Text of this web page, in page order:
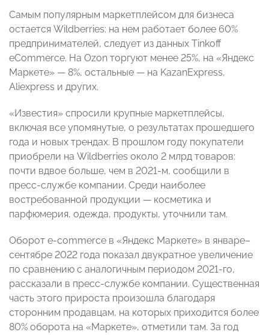
Самым популярным маркетплейсом для бизнеса
остается Wildberries: на нем работает более 60%
предпринимателей, следует из данных Tinkoff
eCommerce. На Ozon торгуют менее 25%, на «Яндекс
Маркете» — 8%, остальные — на KazanExpress,
Aliexpress и других.
«Известия» спросили крупные маркетплейсы,
включая все упомянутые, о результатах прошедшего
года и новых трендах. В прошлом году покупатели
приобрели на Wildberries около 2 млрд товаров:
почти вдвое больше, чем в 2021-м, сообщили в
пресс-службе компании. Среди наиболее
востребованной продукции — косметика и
парфюмерия, одежда, продукты, уточнили там.
Оборот e-commerce в «Яндекс Маркете» в январе–
сентябре 2022 года показал двукратное увеличение
по сравнению с аналогичным периодом 2021-го,
рассказали в пресс-службе компании. Существенная
часть этого прироста произошла благодаря
сторонним продавцам, на которых приходится более
80% оборота на «Маркете», отметили там. За год